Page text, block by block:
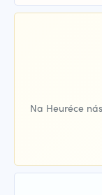
Na Heuréce